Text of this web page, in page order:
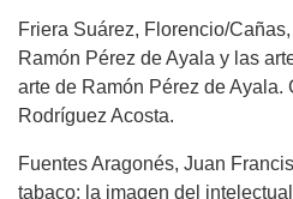
Friera Suárez, Florencio/
Ramón Pérez de Ayala y las
arte de Ramón Pérez de Ayala.
Rodríguez Acosta.
Fuentes Aragonés, Juan
tabaco: la imagen del